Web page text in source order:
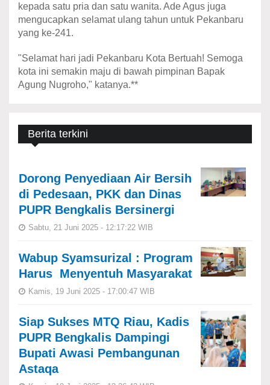
kepada satu pria dan satu wanita. Ade Agus juga
mengucapkan selamat ulang tahun untuk Pekanbaru
yang ke-241.
"Selamat hari jadi Pekanbaru Kota Bertuah! Semoga
kota ini semakin maju di bawah pimpinan Bapak
Agung Nugroho," katanya.**
Berita terkini
Dorong Penyediaan Air Bersih
di Pedesaan, PKK dan Dinas
PUPR Bengkalis Bersinergi
Sabtu, 21 Juni 2025 - 12:17:22 WIB
Wabup Syamsurizal : Program
Harus Menyentuh Masyarakat
Kamis, 19 Juni 2025 - 17:00:47 WIB
Siap Sukses MTQ Riau, Kadis
PUPR Bengkalis Dampingi
Bupati Awasi Pembangunan
Astaqa